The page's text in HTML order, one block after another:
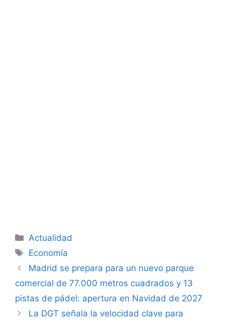
Categorías
Actualidad
Etiquetas
Economía
Madrid se prepara para un nuevo parque
comercial de 77.000 metros cuadrados y 13
pistas de pádel: apertura en Navidad de 2027
La DGT señala la velocidad clave para